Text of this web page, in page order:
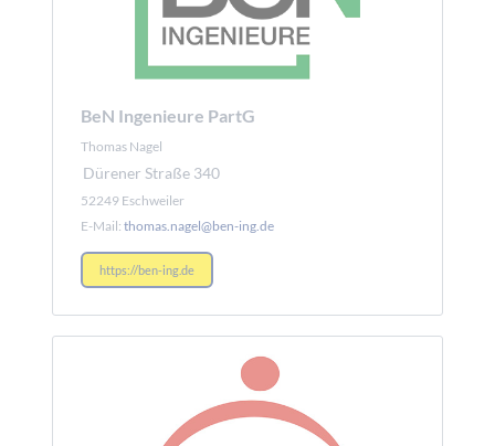
BeN Ingenieure PartG
Thomas Nagel
Dürener Straße 340
52249 Eschweiler
E-Mail: thomas.nagel@ben-ing.de
https://ben-ing.de